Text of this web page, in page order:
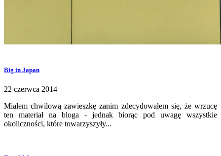
Big in Japan
22 czerwca 2014
Miałem chwilową zawieszkę zanim zdecydowałem się, że wrzucę
ten materiał na bloga - jednak biorąc pod uwagę wszystkie
okoliczności, które towarzyszyły...